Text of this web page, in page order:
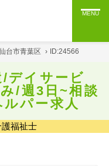
MENU
台市青葉区 › ID:24566
/デイサービ
/週3日~相談
パー求人
福祉士